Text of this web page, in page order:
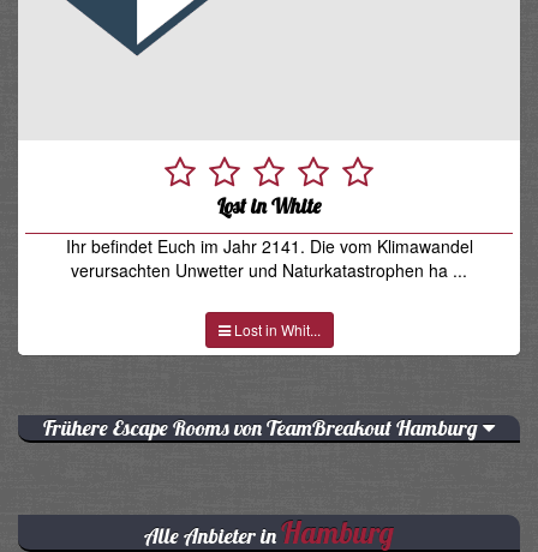
Lost in White
Ihr befindet Euch im Jahr 2141. Die vom Klimawandel
verursachten Unwetter und Naturkatastrophen ha ...
Lost in Whit...
Frühere Escape Rooms von TeamBreakout Hamburg
Alle Anbieter inHamburg